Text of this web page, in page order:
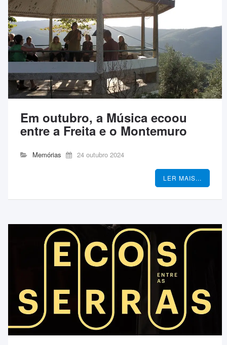
Em outubro, a Música ecoou
entre a Freita e o Montemuro
Memórias 24 outubro 2024
LER MAIS...